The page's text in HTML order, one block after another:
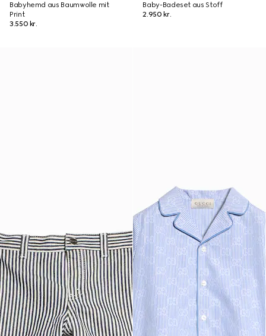
Babyhemd aus Baumwolle mit
Print
3.550 kr.
Baby-Badeset aus Stoff
2.950 kr.